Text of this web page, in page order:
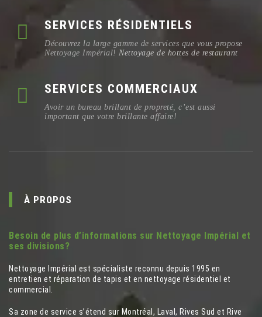
SERVICES RÉSIDENTIELS
Découvrez la large gamme de services que vous propose
Nettoyage Impérial! Nettoyage de hottes de restaurant
SERVICES COMMERCIAUX
Avoir un bureau brillant de propreté, c’est aussi
important que votre brillante affaire!
À PROPOS
Besoin de plus d’informations sur Nettoyage Impérial et
ses divisions?
Nettoyage Impérial est spécialiste reconnu depuis 1995 en
entretien et réparation de tapis et en nettoyage résidentiel et
commercial.
Sa zone de service s’étend sur Montréal, Laval, Rives Sud et Rive